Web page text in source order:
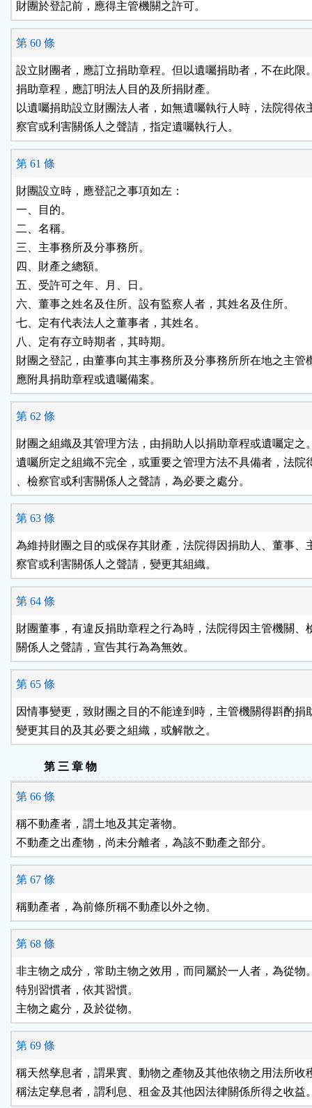
財團於登記前，應得主管機關之許可。
第 60 條
設立財團者，應訂立捐助章程。但以遺囑捐助者，不在此限
捐助章程，應訂明法人目的及所捐財產。
以遺囑捐助設立財團法人者，如無遺囑執行人時，法院得依
察官或利害關係人之聲請，指定遺囑執行人。
第 61 條
財團設立時，應登記之事項如左：
一、目的。
二、名稱。
三、主事務所及分事務所。
四、財產之總額。
五、受許可之年、月、日。
六、董事之姓名及住所。設有監察人者，其姓名及住所。
七、定有代表法人之董事者，其姓名。
八、定有存立時期者，其時期。
財團之登記，由董事向其主事務所及分事務所所在地之主管
應附具捐助章程或遺囑備案。
第 62 條
財團之組織及其管理方法，由捐助人以捐助章程或遺囑定之
遺囑所定之組織不完全，或重要之管理方法不具備者，法院
、檢察官或利害關係人之聲請，為必要之處分。
第 63 條
為維持財團之目的或保存其財產，法院得因捐助人、董事、
察官或利害關係人之聲請，變更其組織。
第 64 條
財團董事，有違反捐助章程之行為時，法院得因主管機關、
關係人之聲請，宣告其行為為無效。
第 65 條
因情事變更，致財團之目的不能達到時，主管機關得斟酌捐
變更其目的及其必要之組織，或解散之。
第 三 章 物
第 66 條
稱不動產者，謂土地及其定著物。
不動產之出產物，尚未分離者，為該不動產之部分。
第 67 條
稱動產者，為前條所稱不動產以外之物。
第 68 條
非主物之成分，常助主物之效用，而同屬於一人者，為從物
特別習慣者，依其習慣。
主物之處分，及於從物。
第 69 條
稱天然孳息者，謂果實、動物之產物及其他依物之用法所收
稱法定孳息者，謂利息、租金及其他因法律關係所得之收益